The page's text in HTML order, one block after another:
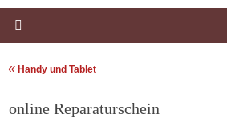
« Handy und Tablet
online Reparaturschein